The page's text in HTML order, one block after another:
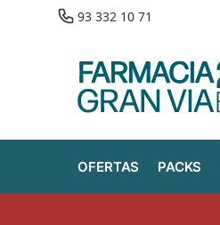
93 332 10 71
OFERTAS PACKS